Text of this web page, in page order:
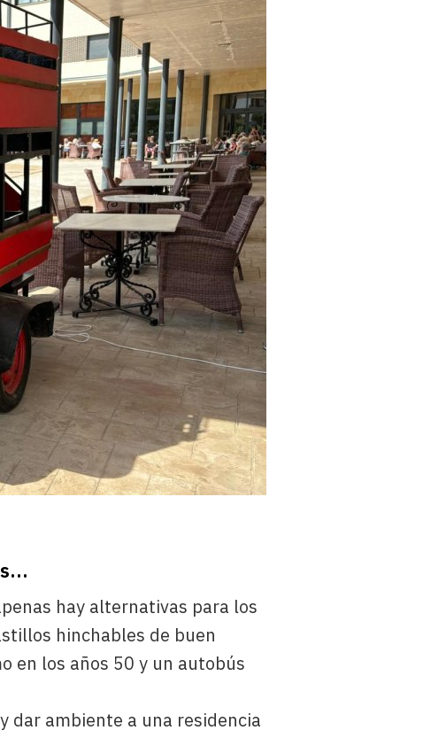
hay alternativas para los
hinchables de buen
en los años 50 y un autobús
dar ambiente a una residencia